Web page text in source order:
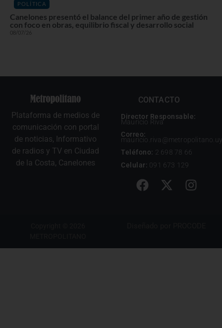
POLÍTICA
Canelones presentó el balance del primer año de gestión
con foco en obras, equilibrio fiscal y desarrollo social
08/07/26
Plataforma de medios de
comunicación con portal
de noticias, Informativo
de radios y TV en Ciudad
de la Costa, Canelones
CONTACTO
Director Responsable:
Mauricio Riva
Correo:
mauricio.riva@metropolitano.uy
Teléfono: 2 698 78 66
Celular: 091 673 129